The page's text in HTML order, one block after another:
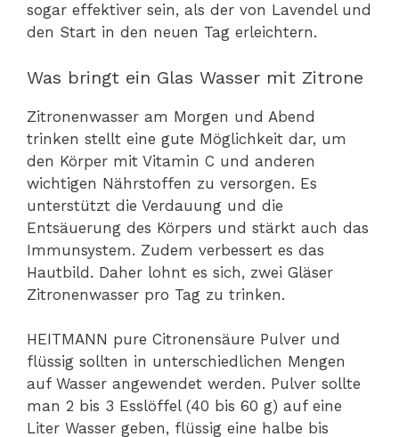
sogar effektiver sein, als der von Lavendel und
den Start in den neuen Tag erleichtern.
Was bringt ein Glas Wasser mit Zitrone
Zitronenwasser am Morgen und Abend
trinken stellt eine gute Möglichkeit dar, um
den Körper mit Vitamin C und anderen
wichtigen Nährstoffen zu versorgen. Es
unterstützt die Verdauung und die
Entsäuerung des Körpers und stärkt auch das
Immunsystem. Zudem verbessert es das
Hautbild. Daher lohnt es sich, zwei Gläser
Zitronenwasser pro Tag zu trinken.
HEITMANN pure Citronensäure Pulver und
flüssig sollten in unterschiedlichen Mengen
auf Wasser angewendet werden. Pulver sollte
man 2 bis 3 Esslöffel (40 bis 60 g) auf eine
Liter Wasser geben, flüssig eine halbe bis